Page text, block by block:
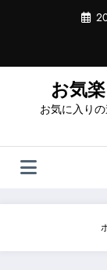
ツ
お気
お気に入り